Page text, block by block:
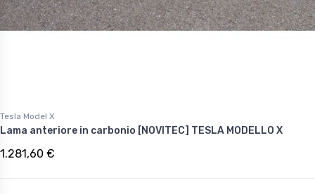
Tesla Model X
Lama anteriore in carbonio [NOVITEC] TESLA MODELLO X
1.281,60 €